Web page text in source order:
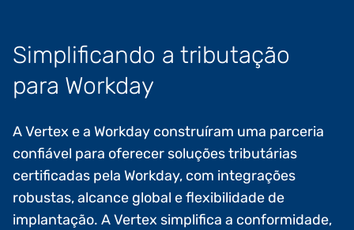
Simplificando a tributação
para Workday
A Vertex e a Workday construíram uma parceria
confiável para oferecer soluções tributárias
certificadas pela Workday, com integrações
robustas, alcance global e flexibilidade de
implantação. A Vertex simplifica a conformidade,